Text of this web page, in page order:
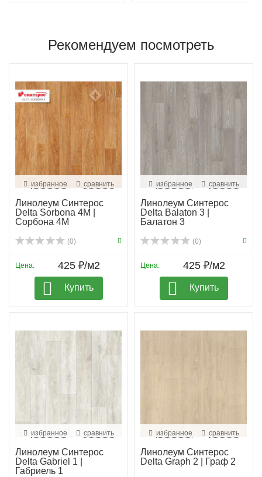
Рекомендуем посмотреть
избранное сравнить
Линолеум Синтерос
Delta Sorbona 4M |
Сорбона 4М
(0)
Цена: 425 ₽/м2
Купить
избранное сравнить
Линолеум Синтерос
Delta Balaton 3 |
Балатон 3
(0)
Цена: 425 ₽/м2
Купить
избранное сравнить
Линолеум Синтерос
Delta Gabriel 1 |
Габриель 1
избранное сравнить
Линолеум Синтерос
Delta Graph 2 | Граф 2